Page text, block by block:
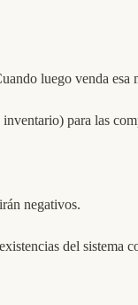
luego venda
para las
negativos.
del sistema